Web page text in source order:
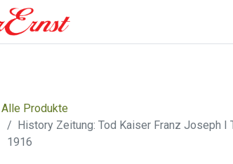
Alle Produkte
History Zeitung: Tod Kaiser Franz Joseph
1916